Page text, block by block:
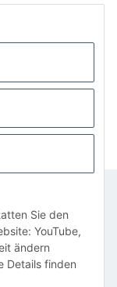
Sie den
YouTube,
ändern
Details finden